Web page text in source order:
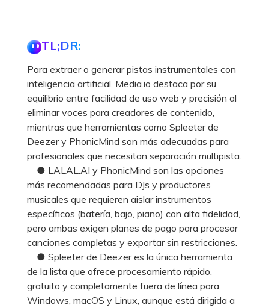
TL;DR:
Para extraer o generar pistas instrumentales con
inteligencia artificial, Media.io destaca por su
equilibrio entre facilidad de uso web y precisión al
eliminar voces para creadores de contenido,
mientras que herramientas como Spleeter de
Deezer y PhonicMind son más adecuadas para
profesionales que necesitan separación multipista.
● LALAL.AI y PhonicMind son las opciones
más recomendadas para DJs y productores
musicales que requieren aislar instrumentos
específicos (batería, bajo, piano) con alta fidelidad,
pero ambas exigen planes de pago para procesar
canciones completas y exportar sin restricciones.
● Spleeter de Deezer es la única herramienta
de la lista que ofrece procesamiento rápido,
gratuito y completamente fuera de línea para
Windows, macOS y Linux, aunque está dirigida a